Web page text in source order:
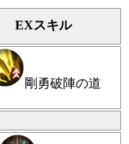
EXスキル
剛勇破陣の道